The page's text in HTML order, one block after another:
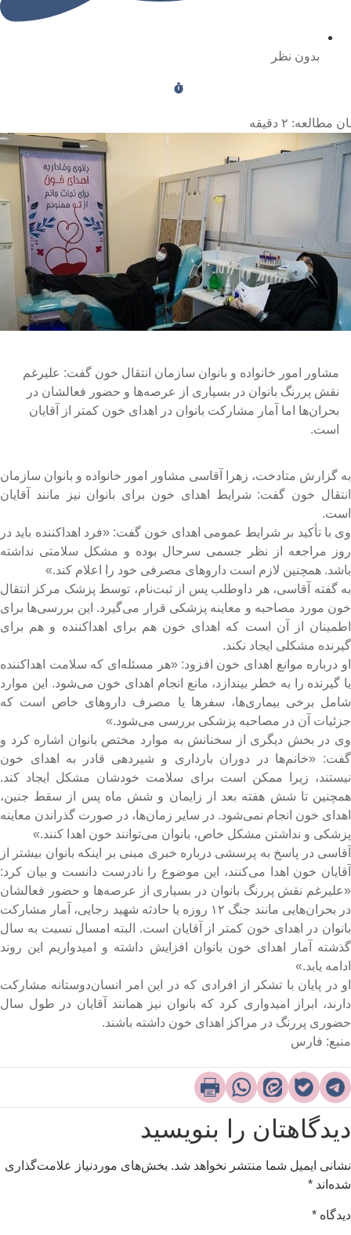
بدون نظر
مطالعه: ۲ دقیقه
مشاور امور خانواده و بانوان سازمان انتقال خون گفت: علیرغم
نقش پررنگ بانوان در بسیاری از عرصه‌ها و حضور فعالشان در
بحران‌ها اما آمار مشارکت بانوان در اهدای خون کمتر از آقایان
است.
گزارش متادخت، زهرا آقاسی مشاور امور خانواده و بانوان سازمان
خون گفت: شرایط اهدای خون برای بانوان نیز مانند آقایان
با تأکید بر شرایط عمومی اهدای خون گفت: «فرد اهداکننده باید در
مراجعه از نظر جسمی سرحال بوده و مشکل سلامتی نداشته
همچنین لازم است داروهای مصرفی خود را اعلام کند.»
گفته آقاسی، هر داوطلب پس از ثبت‌نام، توسط پزشک مرکز انتقال
مورد مصاحبه و معاینه پزشکی قرار می‌گیرد. این بررسی‌ها برای
از آن است که اهدای خون هم برای اهداکننده و هم برای
مشکلی ایجاد نکند.
درباره موانع اهدای خون افزود: «هر مسئله‌ای که سلامت اهداکننده
گیرنده را به خطر بیندازد، مانع انجام اهدای خون می‌شود. این موارد
برخی بیماری‌ها، سفرها یا مصرف داروهای خاص است که
آن در مصاحبه پزشکی بررسی می‌شود.»
در بخش دیگری از سخنانش به موارد مختص بانوان اشاره کرد و
«خانم‌ها در دوران بارداری و شیردهی قادر به اهدای خون
زیرا ممکن است برای سلامت خودشان مشکل ایجاد کند.
تا شش هفته بعد از زایمان و شش ماه پس از سقط جنین،
خون انجام نمی‌شود. در سایر زمان‌ها، در صورت گذراندن معاینه
و نداشتن مشکل خاص، بانوان می‌توانند خون اهدا کنند.»
در پاسخ به پرسشی درباره خبری مبنی بر اینکه بانوان بیشتر از
خون اهدا می‌کنند، این موضوع را نادرست دانست و بیان کرد:
نقش پررنگ بانوان در بسیاری از عرصه‌ها و حضور فعالشان
در بحران‌هایی مانند جنگ ۱۲ روزه یا حادثه شهید رجایی، آمار مشارکت
در اهدای خون کمتر از آقایان است. البته امسال نسبت به سال
آمار اهدای خون بانوان افزایش داشته و امیدواریم این روند
یابد.»
در پایان با تشکر از افرادی که در این امر انسان‌دوستانه مشارکت
ابراز امیدواری کرد که بانوان نیز همانند آقایان در طول سال
پررنگ در مراکز اهدای خون داشته باشند.
فارس
را بنویسید
ایمیل شما منتشر نخواهد شد. بخش‌های موردنیاز علامت‌گذاری
*
*